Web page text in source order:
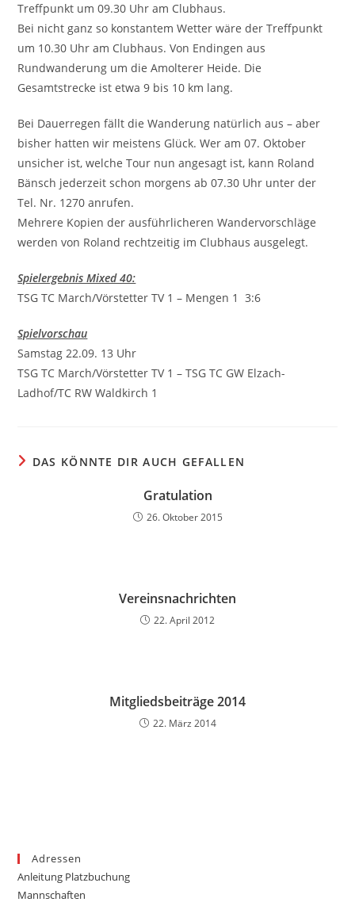
Treffpunkt um 09.30 Uhr am Clubhaus.
Bei nicht ganz so konstantem Wetter wäre der Treffpunkt
um 10.30 Uhr am Clubhaus. Von Endingen aus
Rundwanderung um die Amolterer Heide. Die
Gesamtstrecke ist etwa 9 bis 10 km lang.
Bei Dauerregen fällt die Wanderung natürlich aus – aber
bisher hatten wir meistens Glück. Wer am 07. Oktober
unsicher ist, welche Tour nun angesagt ist, kann Roland
Bänsch jederzeit schon morgens ab 07.30 Uhr unter der
Tel. Nr. 1270 anrufen.
Mehrere Kopien der ausführlicheren Wandervorschläge
werden von Roland rechtzeitig im Clubhaus ausgelegt.
Spielergebnis Mixed 40:
TSG TC March/Vörstetter TV 1 – Mengen 1 3:6
Spielvorschau
Samstag 22.09. 13 Uhr
TSG TC March/Vörstetter TV 1 – TSG TC GW Elzach-
Ladhof/TC RW Waldkirch 1
DAS KÖNNTE DIR AUCH GEFALLEN
Gratulation
26. Oktober 2015
Vereinsnachrichten
22. April 2012
Mitgliedsbeiträge 2014
22. März 2014
Adressen
Anleitung Platzbuchung
Mannschaften